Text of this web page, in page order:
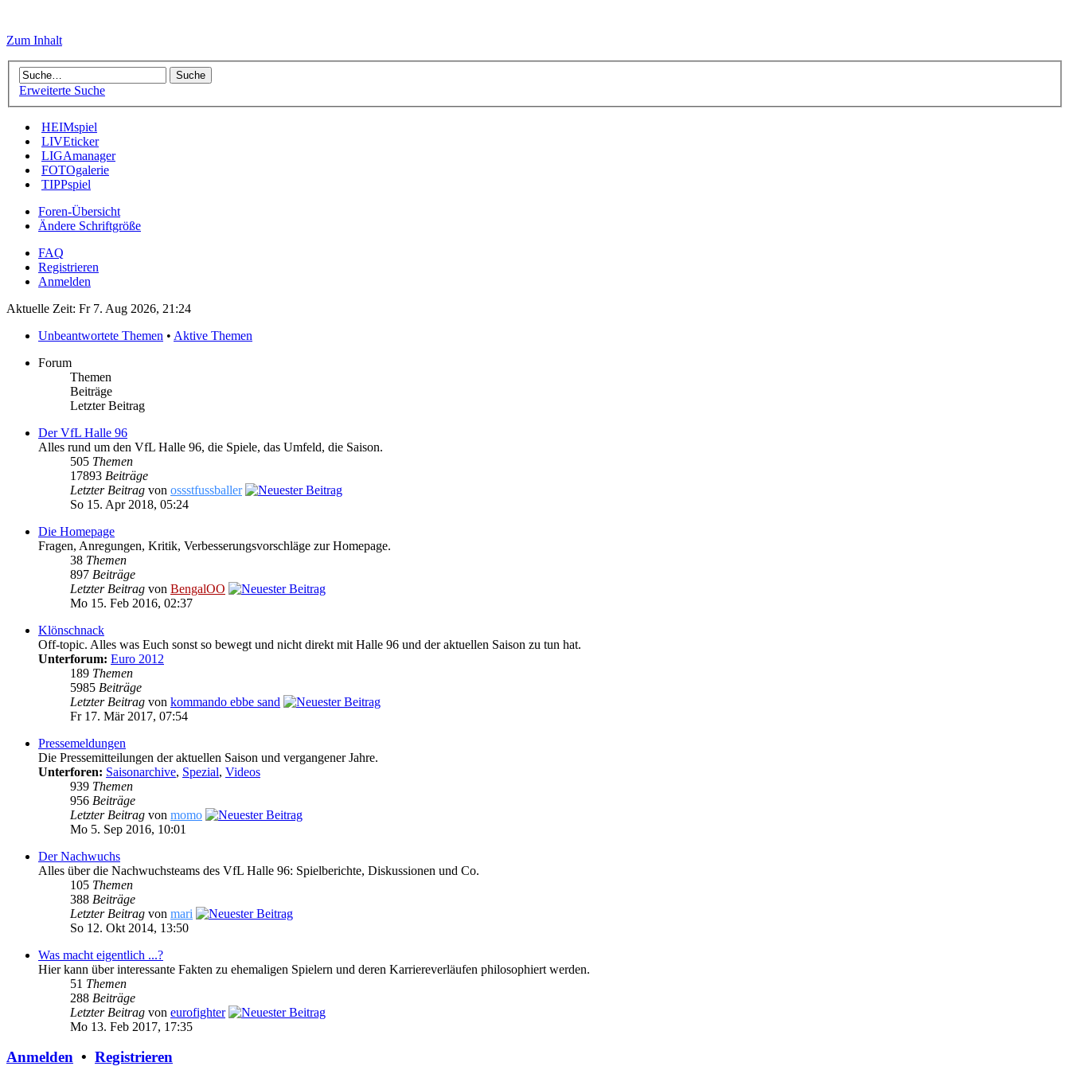
Zum Inhalt
Erweiterte Suche
HEIMspiel
LIVEticker
LIGAmanager
FOTOgalerie
TIPPspiel
Foren-Übersicht
Ändere Schriftgröße
FAQ
Registrieren
Anmelden
Aktuelle Zeit: Fr 7. Aug 2026, 21:24
Unbeantwortete Themen • Aktive Themen
Forum
Themen
Beiträge
Letzter Beitrag
Der VfL Halle 96
Alles rund um den VfL Halle 96, die Spiele, das Umfeld, die Saison.
505 Themen
17893 Beiträge
Letzter Beitrag von ossstfussballer
So 15. Apr 2018, 05:24
Die Homepage
Fragen, Anregungen, Kritik, Verbesserungsvorschläge zur Homepage.
38 Themen
897 Beiträge
Letzter Beitrag von BengalOO
Mo 15. Feb 2016, 02:37
Klönschnack
Off-topic. Alles was Euch sonst so bewegt und nicht direkt mit Halle 96 und der aktuellen Saison zu tun hat.
Unterforum: Euro 2012
189 Themen
5985 Beiträge
Letzter Beitrag von kommando ebbe sand
Fr 17. Mär 2017, 07:54
Pressemeldungen
Die Pressemitteilungen der aktuellen Saison und vergangener Jahre.
Unterforen: Saisonarchive, Spezial, Videos
939 Themen
956 Beiträge
Letzter Beitrag von momo
Mo 5. Sep 2016, 10:01
Der Nachwuchs
Alles über die Nachwuchsteams des VfL Halle 96: Spielberichte, Diskussionen und Co.
105 Themen
388 Beiträge
Letzter Beitrag von mari
So 12. Okt 2014, 13:50
Was macht eigentlich ...?
Hier kann über interessante Fakten zu ehemaligen Spielern und deren Karriereverläufen philosophiert werden.
51 Themen
288 Beiträge
Letzter Beitrag von eurofighter
Mo 13. Feb 2017, 17:35
Anmelden • Registrieren